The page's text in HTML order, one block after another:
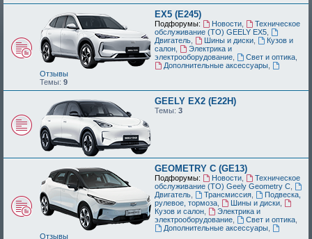
EX5 (E245)
Подфорумы: Новости,
Техническое
обслуживание (ТО) GEELY EX5
Двигатель
Шины и диски,
Кузов и
салон
Электрика и
электрооборудование
Свет и оптика,
Дополнительные аксессуары,
Отзывы
Темы: 9
GEELY EX2 (E22H)
Темы: 3
GEOMETRY C (GE13)
Подфорумы: Новости,
Техническое
обслуживание (ТО) Geely Geometry C
Двигатель
Трансмиссия,
Подвеска,
рулевое, тормоза
Шины и диски,
Кузов и салон
Электрика и
электрооборудование
Свет и оптика,
Дополнительные аксессуары,
Отзывы